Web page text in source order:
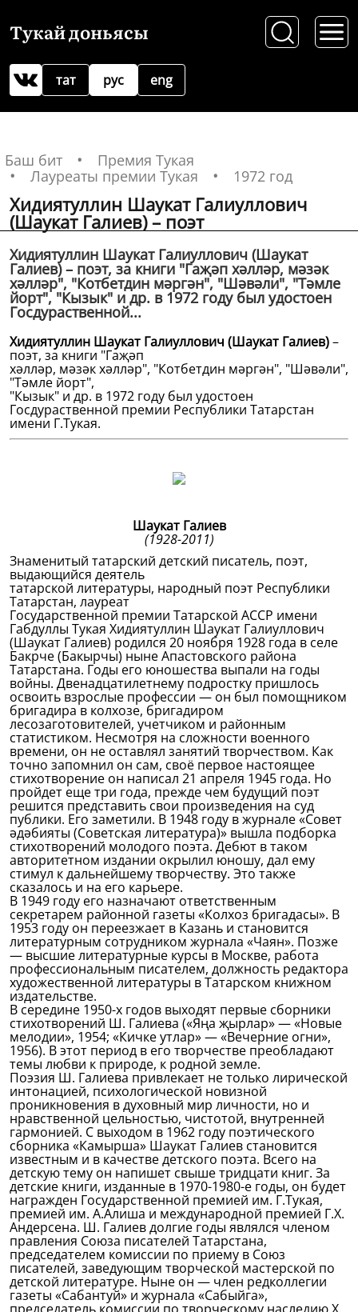
Тукай доньясы
рус
тат eng
Баш бит
Премия Тукая
Лауреаты премии Тукая
1972 год
Хидиятуллин Шаукат Галиуллович
(Шаукат Галиев) – поэт
Хидиятуллин Шаукат Галиуллович (Шаукат
Галиев) – поэт, за книги "Гаҗәп хәлләр, мәзәк
хәлләр", "Котбетдин мәргән", "Шәвәли", "Тәмле
йорт", "Кызык" и др. в 1972 году был удостоен
Госдураственной...
Хидиятуллин Шаукат Галиуллович (Шаукат Галиев)–
поэт, за книги "Гаҗәп
хәлләр, мәзәк хәлләр", "Котбетдин мәргән", "Шәвәли",
"Тәмле йорт",
"Кызык" и др. в 1972 году был удостоен
Госдураственной премии Республики Татарстан
имени Г.Тукая.
Шаукат Галиев
(1928-2011)
Знаменитый татарский детский писатель, поэт,
выдающийся деятель
татарской литературы, народный поэт Республики
Татарстан, лауреат
Государственной премии Татарской АССР имени
Габдуллы Тукая Хидиятуллин Шаукат Галиуллович
(Шаукат Галиев) родился 20 ноября 1928 года в селе
Бакрче (Бакырчы) ныне Апастовского района
Татарстана. Годы его юношества выпали на годы
войны. Двенадцатилетнему подростку пришлось
освоить взрослые профессии — он был помощником
бригадира в колхозе, бригадиром
лесозаготовителей, учетчиком и районным
статистиком. Несмотря на сложности военного
времени, он не оставлял занятий творчеством. Как
точно запомнил он сам, своё первое настоящее
стихотворение он написал 21 апреля 1945 года. Но
пройдет еще три года, прежде чем будущий поэт
решится представить свои произведения на суд
публики. Его заметили. В 1948 году в журнале «Совет
әдәбияты (Советская литература)» вышла подборка
стихотворений молодого поэта. Дебют в таком
авторитетном издании окрылил юношу, дал ему
стимул к дальнейшему творчеству. Это также
сказалось и на его карьере.
В 1949 году его назначают ответственным
секретарем районной газеты «Колхоз бригадасы». В
1953 году он переезжает в Казань и становится
литературным сотрудником журнала «Чаян». Позже
— высшие литературные курсы в Москве, работа
профессиональным писателем, должность редактора
художественной литературы в Татарском книжном
издательстве.
В середине 1950-х годов выходят первые сборники
стихотворений Ш. Галиева («Яңа җырлар» — «Новые
мелодии», 1954; «Кичке утлар» — «Вечерние огни»,
1956). В этот период в его творчестве преобладают
темы любви к природе, к родной земле.
Поэзия Ш. Галиева привлекает не только лирической
интонацией, психологической новизной
проникновения в духовный мир личности, но и
нравственной цельностью, чистотой, внутренней
гармонией. С выходом в 1962 году поэтического
сборника «Камырша» Шаукат Галиев становится
известным и в качестве детского поэта. Всего на
детскую тему он напишет свыше тридцати книг. За
детские книги, изданные в 1970-1980-е годы, он будет
награжден Государственной премией им. Г.Тукая,
премией им. А.Алиша и международной премией Г.X.
Андерсена. Ш. Галиев долгие годы являлся членом
правления Союза писателей Татарстана,
председателем комиссии по приему в Союз
писателей, заведующим творческой мастерской по
детской литературе. Ныне он — член редколлегии
газеты «Сабантуй» и журнала «Сабыйга»,